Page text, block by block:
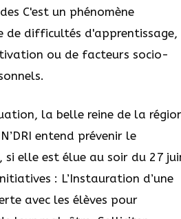
C'est un phénomène
de difficultés d'apprentissage,
ou de facteurs socio-
la belle reine de la
entend prévenir le
si elle est élue au soir du 27
: L’Instauration d’une
avec les élèves pour